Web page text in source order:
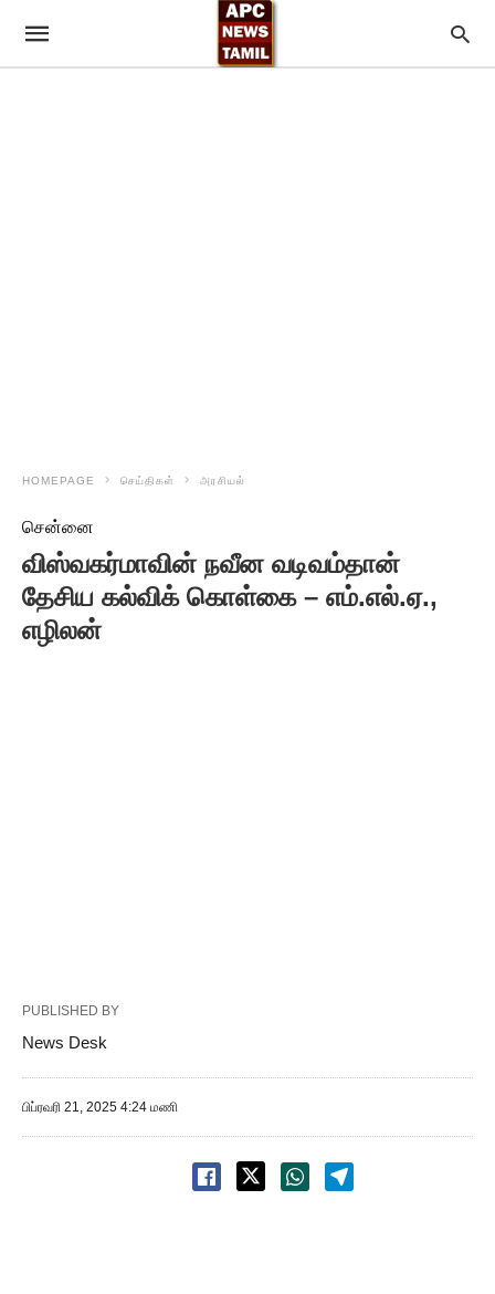
HOMEPAGE செய்திகள் அரசியல்
சென்னை
விஸ்வகர்மாவின் நவீன வடிவம்தான்
தேசிய கல்விக் கொள்கை – எம்.எல்.ஏ.,
எழிலன்
PUBLISHED BY
News Desk
பிப்ரவரி 21, 2025 4:24 மணி